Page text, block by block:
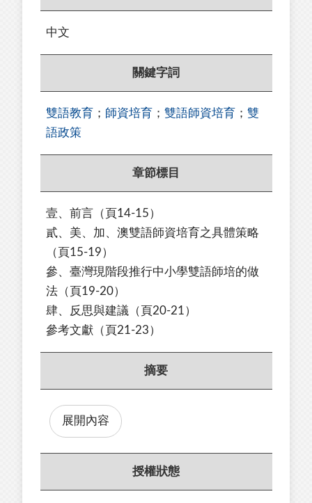
中文
關鍵字詞
雙語教育 ； 師資培育 ； 雙語師資培育 ； 雙
語政策
章節標目
壹、前言 （頁14-15）
貳、美、加、澳雙語師資培育之具體策略
（頁15-19）
參、臺灣現階段推行中小學雙語師培的做
法 （頁19-20）
肆、反思與建議（頁20-21）
參考文獻（頁21-23）
摘要
展開內容
授權狀態